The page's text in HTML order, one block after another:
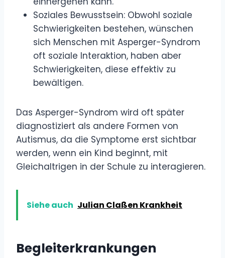
Soziales Bewusstsein: Obwohl soziale
Schwierigkeiten bestehen, wünschen
sich Menschen mit Asperger-Syndrom
oft soziale Interaktion, haben aber
Schwierigkeiten, diese effektiv zu
bewältigen.
Das Asperger-Syndrom wird oft später
diagnostiziert als andere Formen von
Autismus, da die Symptome erst sichtbar
werden, wenn ein Kind beginnt, mit
Gleichaltrigen in der Schule zu interagieren.
Siehe auch Julian Claßen Krankheit
Begleiterkrankungen